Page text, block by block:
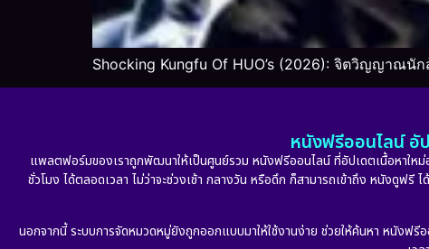
Shocking Kungfu Of HUO’s (2026): จิตวิญญาณนั
หนังฟรีออนไลน์ อั
แพลตฟอร์มของเราถูกพัฒนาให้เป็นศูนย์รวม หนังฟรีออนไลน์ ที่อัปเดตเนื้อหาให
ชั่วโมง ได้ตลอดเวลา ไม่ว่าจะช่วงเช้า กลางวัน หรือดึก ก็สามารถเข้าถึง หนังดูฟ
นอกจากนี้ ระบบการจัดหมวดหมู่ยังถูกออกแบบมาให้ใช้งานง่าย ช่วยให้ค้นหา หนังฟ